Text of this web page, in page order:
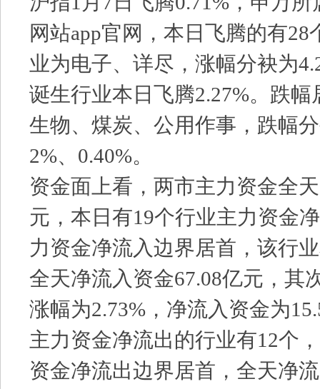
网站app官网，本日飞腾的有
业为电子、详尽，涨幅分袂为
诞生行业本日飞腾2.27%。跌
生物、煤炭、公用作事，跌幅
2%、0.40%。
资金面上看，两市主力资金全
元，本日有19个行业主力资金
力资金净流入边界居首，该行
全天净流入资金67.08亿元，其
涨幅为2.73%，净流入资金为
主力资金净流出的行业有12个
资金净流出边界居首，全天净